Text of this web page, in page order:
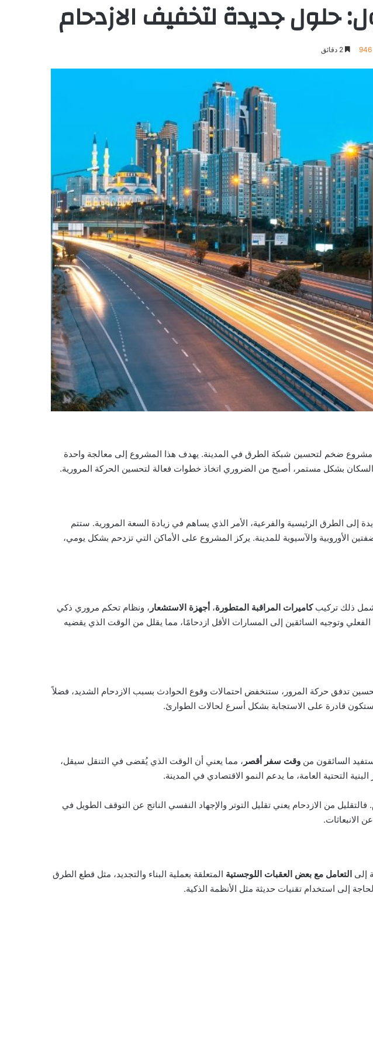
جديدة لتخفيف الازدحام
946 2 دقائق
التي تعد واحدة من أكثر المدن ازدحاماً في العالم، شهدت بداية عام 2025 بدء تنفيذ مشروع ضخم لتحسين شبكة الطرق في المدينة. يهدف هذا المشروع إلى معالجة واحدة
بشكل مستمر، أصبح من الضروري اتخاذ خطوات فعالة لتحسين الحركة المرورية.
الطرق الرئيسية والفرعية، الأمر الذي يساهم في زيادة السعة المرورية. ستتم
الأوروبية والآسيوية للمدينة. يركز المشروع على الأماكن التي تزدحم بشكل يومي،
ذلك تركيبكاميرات المراقبة المتطورة، أجهزة الاستشعار ، ونظام تحكم مروري ذكي
وتوجيه السائقين إلى المسارات الأقل ازدحامًا، مما يقلل من الوقت الذي يقضيه
تدفق حركة المرور، ستنخفض احتمالات وقوع الحوادث بسبب الازدحام الشديد، فضلاً
ستكون قادرة على الاستجابة بشكل أسرع لحالات الطوارئ.
السائقون من وقت سفر أقصر ، مما يعني أن الوقت الذي يُقضى في التنقل سيقل،
التحتية العامة، ما يدعم النمو الاقتصادي في المدينة.
من الازدحام يعني تقليل التوتر والإجهاد النفسي الناتج عن التوقف الطويل في
الانبعاثات.
إلى التعامل مع بعض العقبات اللوجستية المتعلقة بعملية البناء والتجديد، مثل قطع الطرق
إلى استخدام تقنيات حديثة مثل الأنظمة الذكية.